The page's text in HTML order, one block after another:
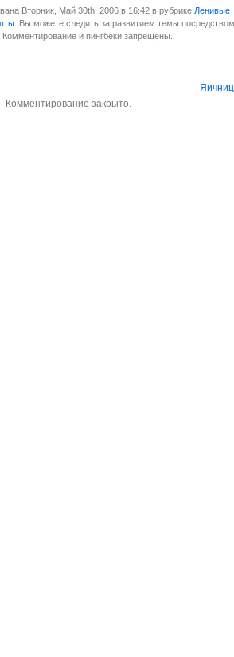
Вторник, Май 30th, 2006 в 16:42 в рубрике Ленивые
. Вы можете следить за развитием темы посредством
Комментирование и пингбеки запрещены.
Комментирование закрыто.